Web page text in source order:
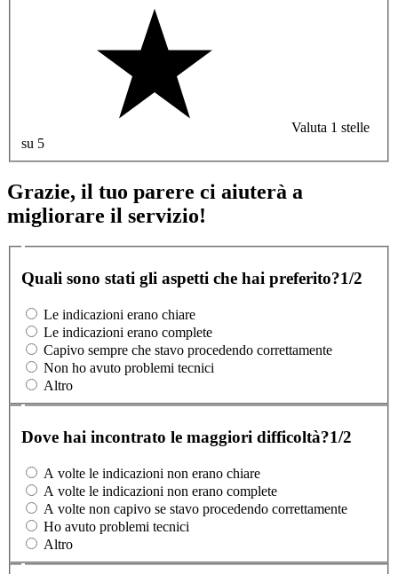
Valuta 1 stelle
su 5
Grazie, il tuo parere ci aiuterà a
migliorare il servizio!
Quali sono stati gli aspetti che hai preferito?1/2
Le indicazioni erano chiare
Le indicazioni erano complete
Capivo sempre che stavo procedendo correttamente
Non ho avuto problemi tecnici
Altro
Dove hai incontrato le maggiori difficoltà?1/2
A volte le indicazioni non erano chiare
A volte le indicazioni non erano complete
A volte non capivo se stavo procedendo correttamente
Ho avuto problemi tecnici
Altro